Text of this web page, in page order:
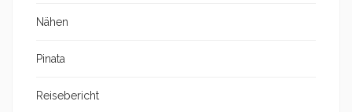
Nähen
Pinata
Reisebericht